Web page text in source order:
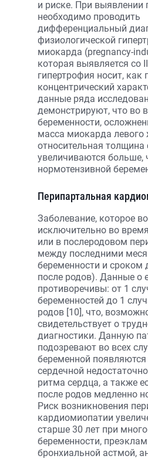
и риске. При выявлении
необходимо проводить
дифференциальный
физиологической
миокарда (pregnancy-
которая выявляется со
гипертрофия носит, как
концентрический
данные ряда
демонстрируют, что во
беременности,
масса миокарда левого
относительная толщина
увеличиваются больше,
нормотензивной
Перипартальная
Заболевание, которое
исключительно во
или в послеродовом
между последними
беременности и сроком
после родов). Данные о
противоречивы: от 1
беременностей до 1
родов [10], что,
свидетельствует о
диагностики. Данную
подозревают во всех
беременной появляются
сердечной
ритма сердца, а также
после родов медленно
Риск возникновения
кардиомиопатии
старше 30 лет при
беременности,
бронхиальной астмой,